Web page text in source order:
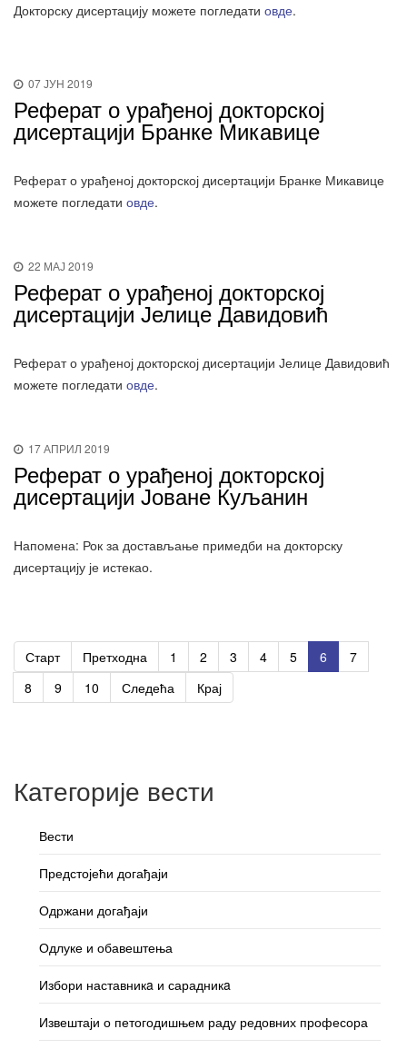
Докторску дисертацију можете погледати овде.
07 ЈУН 2019
Реферат о урађеној докторској
дисертацији Бранке Микавице
Реферат о урађеној докторској дисертацији Бранке Микавице
можете погледати овде.
22 МАЈ 2019
Реферат о урађеној докторској
дисертацији Јелице Давидовић
Реферат о урађеној докторској дисертацији Јелице Давидовић
можете погледати овде.
17 АПРИЛ 2019
Реферат о урађеној докторској
дисертацији Јоване Куљанин
Напомена: Рок за достављање примедби на докторску
дисертацију је истекао.
Старт Претходна 1 2 3 4 5 6
7
8
9 10 Следећа Крај
Категорије вести
Вести
Предстојећи догађаји
Одржани догађаји
Одлуке и обавештења
Избори наставникa и сарадникa
Извештаји о петогодишњем раду редовних професора